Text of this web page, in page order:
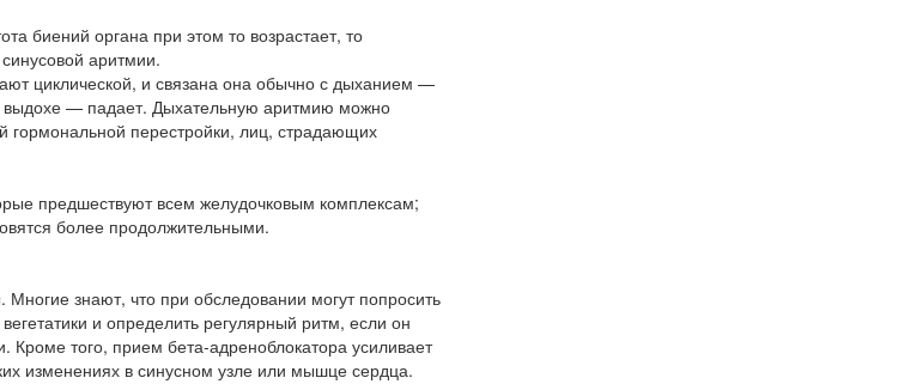
биений органа при этом то возрастает, то
аритмии.
циклической, и связана она обычно с дыханием —
выдохе — падает. Дыхательную аритмию можно
гормональной перестройки, лиц, страдающих
предшествуют всем желудочковым комплексам;
более продолжительными.
знают, что при обследовании могут попросить
и определить регулярный ритм, если он
того, прием бета-адреноблокатора усиливает
изменениях в синусном узле или мышце сердца.